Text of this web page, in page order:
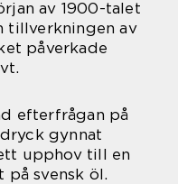
av 1900-talet
tillverkningen av
påverkade
efterfrågan på
gynnat
upphov till en
svensk öl.